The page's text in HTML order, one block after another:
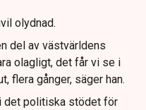
olydnad.
del av västvärldens
olagligt, det får vi se i
flera gånger, säger han.
det politiska stödet för